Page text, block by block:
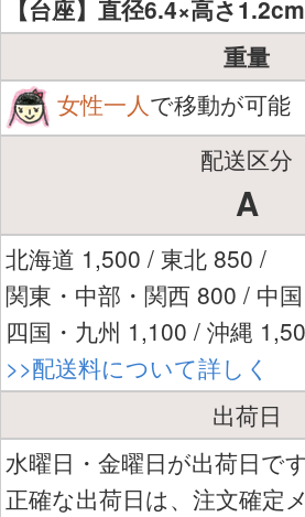
【台座】直径6.4×高さ1.2cm
重量
女性一人で移動が可能
配送区分
A
北海道 1,500 / 東北 850 /
関東・中部・関西 800 / 中
四国・九州 1,100 / 沖縄
>>配送料について詳しく
出荷日
水曜日・金曜日が出荷日です
正確な出荷日は、注文確定